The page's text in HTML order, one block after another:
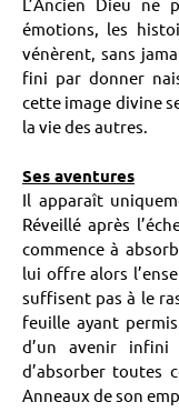
émotions, les
vénèrent, sans
fini par donner
cette image divine
la vie des autres.
Ses aventures
Il apparaît
Réveillé après
commence à
lui offre alors
suffisent pas à le
feuille ayant
d’un avenir infini
d’absorber toutes
Anneaux de son